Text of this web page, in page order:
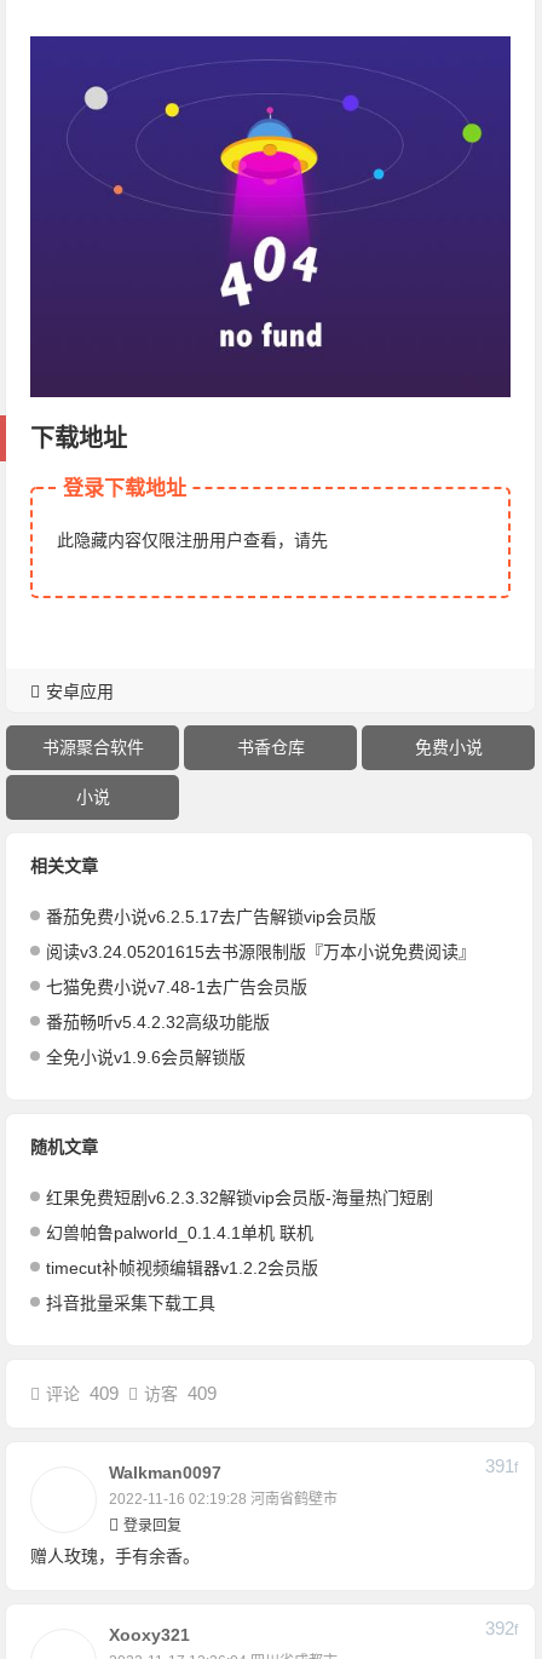
下载地址
登录下载地址
此隐藏内容仅限注册用户查看，请先
安卓应用
书源聚合软件 书香仓库 免费小说
小说
相关文章
番茄免费小说v6.2.5.17去广告解锁vip会员版
阅读v3.24.05201615去书源限制版『万本小说免费阅读』
七猫免费小说v7.48-1去广告会员版
番茄畅听v5.4.2.32高级功能版
全免小说v1.9.6会员解锁版
随机文章
红果免费短剧v6.2.3.32解锁vip会员版-海量热门短剧
幻兽帕鲁palworld_0.1.4.1单机 联机
timecut补帧视频编辑器v1.2.2会员版
抖音批量采集下载工具
评论409 访客409
Walkman0097
2022-11-16 02:19:28 河南省鹤壁市
391F
登录回复
赠人玫瑰，手有余香。
Xooxy321 392F